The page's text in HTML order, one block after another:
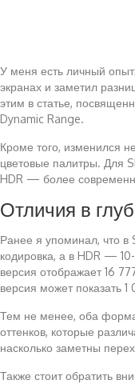
У меня есть личный
экранах и заметил
этим в статье,
Dynamic Range.
Кроме того, изменился
цветовые палитры. Для
HDR — более
Отличия в
Ранее я упоминал, что в
кодировка, а в HDR —
версия отображает 16
версия может показать
Тем не менее, оба
оттенков, которые
насколько заметны
Также стоит обратить